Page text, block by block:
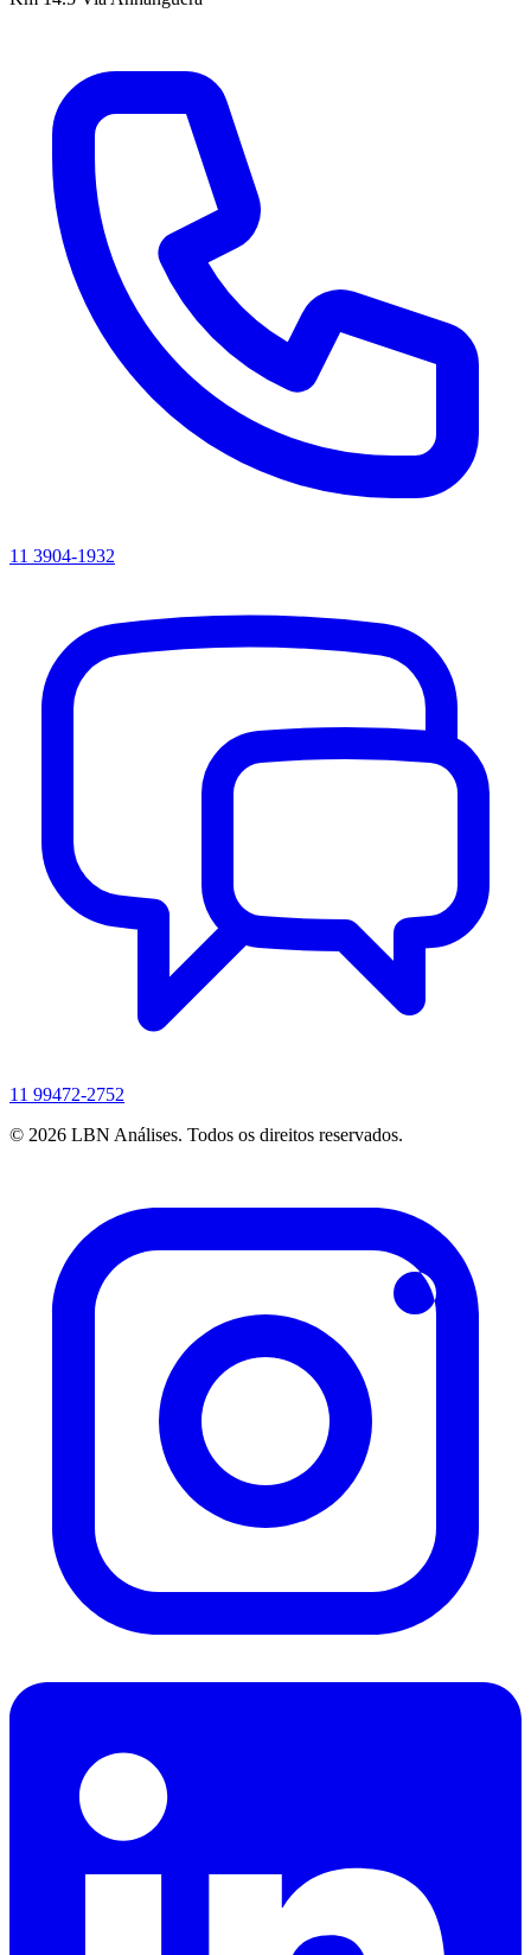
11 3904-1932
11 99472-2752
© 2026 LBN Análises. Todos os direitos reservados.